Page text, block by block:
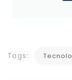
Tags: